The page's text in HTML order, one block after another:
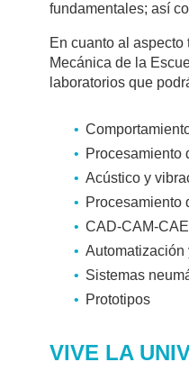
fundamentales; así
En cuanto al
Mecánica de la
laboratorios que
Procesamiento
Acústico y
Procesamiento
CAD-CAM-
Automatización
Sistemas
Prototipos
VIVE LA